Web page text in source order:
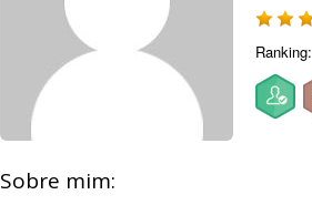
Ranking:
Sobre mim: